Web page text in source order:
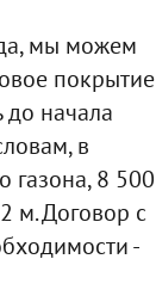
мы можем
покрытие
начала
в
газона, 8 500
м. Договор с
-